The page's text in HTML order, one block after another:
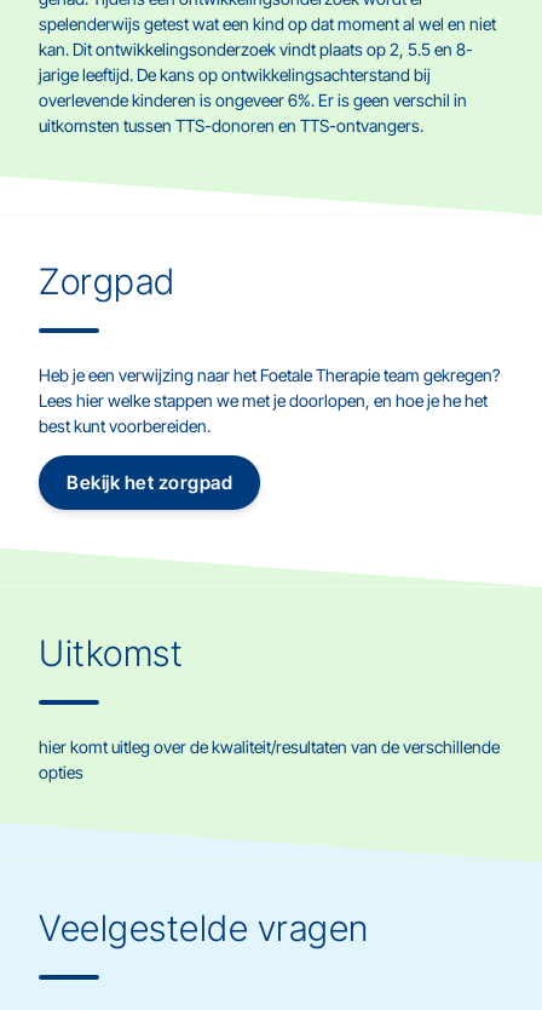
spelenderwijs getest wat een kind op dat moment al wel en niet
kan. Dit ontwikkelingsonderzoek vindt plaats op 2, 5.5 en 8-
jarige leeftijd. De kans op ontwikkelingsachterstand bij
overlevende kinderen is ongeveer 6%. Er is geen verschil in
uitkomsten tussen TTS-donoren en TTS-ontvangers.
Zorgpad
Heb je een verwijzing naar het Foetale Therapie team gekregen?
Lees hier welke stappen we met je doorlopen, en hoe je he het
best kunt voorbereiden.
Bekijk het zorgpad
Uitkomst
hier komt uitleg over de kwaliteit/resultaten van de verschillende
opties
Veelgestelde vragen